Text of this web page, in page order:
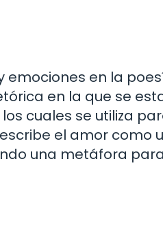
en la
en la que se
cuales se utiliza
el amor como
una metáfora